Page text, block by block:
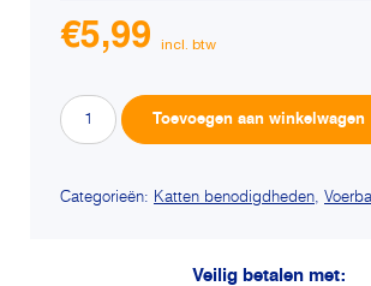
€5,99
Trixie
voerbak
keramiek
Toevoegen aan winkelwagen
Categorieën: Katten benodigdheden,
Veilig betalen met: